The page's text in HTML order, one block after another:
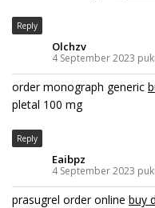
Reply
Olchzv
4 September 2023
order monograph generic
pletal 100 mg
Reply
Eaibpz
4 September 2023
prasugrel order online buy